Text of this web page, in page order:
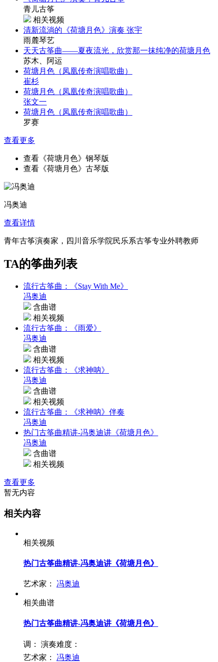
青儿古筝
相关视频
清新流淌的《荷塘月色》演奏 张宇
雨麓琴艺
天天古筝曲——夏夜流光，欣赏那一抹纯净的荷塘月色
苏木、阿运
荷塘月色（凤凰传奇演唱歌曲）
崔杉
荷塘月色（凤凰传奇演唱歌曲）
张文一
荷塘月色（凤凰传奇演唱歌曲）
罗赛
查看更多
查看《荷塘月色》钢琴版
查看《荷塘月色》古琴版
冯奥迪
查看详情
青年古筝演奏家，四川音乐学院民乐系古筝专业外聘教师
TA的筝曲列表
流行古筝曲：《Stay With Me》
冯奥迪
含曲谱
相关视频
流行古筝曲：《雨爱》
冯奥迪
含曲谱
相关视频
流行古筝曲：《求神呐》
冯奥迪
含曲谱
相关视频
流行古筝曲：《求神呐》伴奏
冯奥迪
热门古筝曲精讲-冯奥迪讲《荷塘月色》
冯奥迪
含曲谱
相关视频
查看更多
暂无内容
相关内容
相关视频
热门古筝曲精讲-冯奥迪讲《荷塘月色》
艺术家： 冯奥迪
相关曲谱
热门古筝曲精讲-冯奥迪讲《荷塘月色》
调：
演奏难度：
艺术家：
冯奥迪